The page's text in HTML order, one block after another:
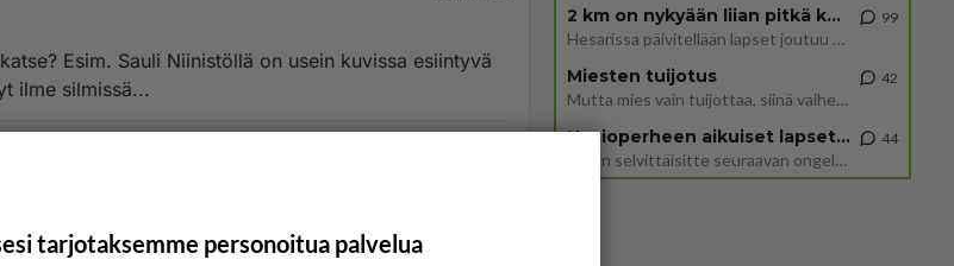
Esim. Sauli Niinistöllä on usein kuvissa esiintyvä
ilme silmissä...
2 km on nykyään liian pitkä koulumatka
Hesarissa päivitellään lapset joutuu nyt kulkemaan 2 km kouluun jösses. Ruostefillarilla tuo matka menee vaikka miten äk
99
Miesten tuijotus
Mutta mies vain tuijottaa, siinä vaiheessa käännän itse pään pois. Mikä juttu? Yleensä jos joku tuijottaa tai katsoo, hä
42
Uusioperheen aikuiset lapset tyhjentää jääkaapin käydessään
Miten selvittäisitte seuraavan ongelman, meillä on uusioperhe, minulla teini-ikäiset lapset ja puolisolla aikuiset, jotk
44
tarjotaksemme personoitua palvelua